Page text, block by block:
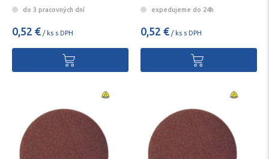
do 3 pracovných dní
0,52 € / ks s DPH
expedujeme do 24h
0,52 € / ks s DPH